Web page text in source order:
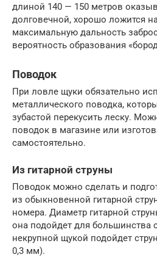
длиной 140 — 150 метров
долговечной, хорошо ложится
максимальную дальность
вероятность образования
Поводок
При ловле щуки обязательно
металлического поводка,
зубастой перекусить леску.
поводок в магазине или
самостоятельно.
Из гитарной струны
Поводок можно сделать и
из обыкновенной гитарной
номера. Диаметр гитарной
она подойдет для большинства
некрупной щукой подойдет
0,3 мм).